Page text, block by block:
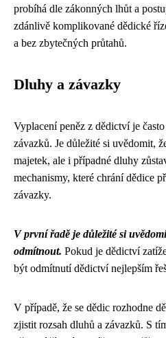
probíhá dle zákonných lhůt a
zdánlivě komplikované dědické
a bez zbytečných průtahů.
Dluhy a závazky
Vyplacení peněz z dědictví je
závazků. Je důležité si uvědomit,
majetek, ale i případné dluhy
mechanismy, které chrání dědice
závazky.
V první řadě je důležité si
odmítnout. Pokud je dědictví
být odmítnutí dědictví nejlepším
V případě, že se dědic rozhodne
zjistit rozsah dluhů a závazků. S